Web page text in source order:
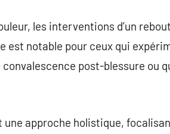
les interventions d’un
est notable pour ceux qui
post-blessure ou
approche holistique,